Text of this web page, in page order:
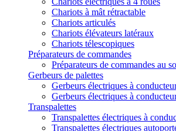
Chariots à mât rétractable
Chariots articulés
Chariots élévateurs latéraux
Chariots télescopiques
Préparateurs de commandes
Préparateurs de commandes au
Gerbeurs de palettes
Gerbeurs électriques à
Gerbeurs électriques à
Transpalettes
Transpalettes électriques à
Transpalettes électriques